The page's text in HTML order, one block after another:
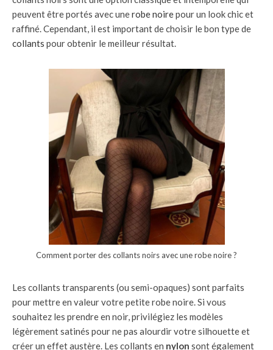
peuvent être portés avec unerobe noirepour un look chic et
raffiné. Cependant, il est important de choisir le bon type de
collants pour obtenir le meilleur résultat.
Comment porter des collants noirs avec une robe noire ?
Les collants transparents (ou semi-opaques) sont parfaits
pour mettre en valeur votre petite robe noire. Si vous
souhaitez les prendre en noir, privilégiez les modèles
légèrement satinés pour ne pas alourdir votre silhouette et
créer un effet austère. Les collants en nylon sont également